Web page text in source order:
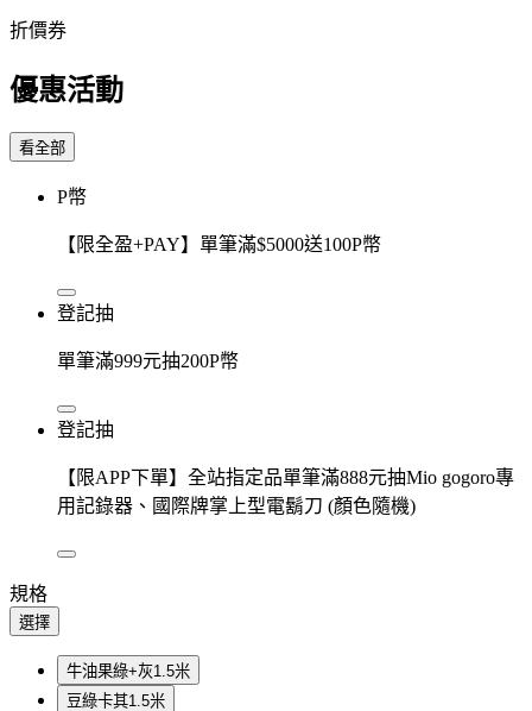
折價券
優惠活動
看全部
P幣
【限全盈+PAY】單筆滿$5000送100P幣
登記抽
單筆滿999元抽200P幣
登記抽
【限APP下單】全站指定品單筆滿888元抽Mio gogoro專
用記錄器、國際牌掌上型電鬍刀 (顏色隨機)
規格
選擇
牛油果綠+灰1.5米
豆綠卡其1.5米